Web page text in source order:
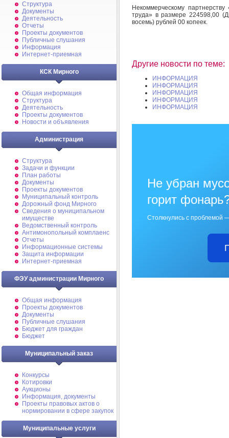
Структура
Документы
Деятельность
Отчеты
Проекты документов
Публичные слушания
Информация
Интернет-приемная
КСК Мирного
Общая информация
Структура
Деятельность
Проекты документов
Новости и объявления
Администрация
Структура
Задачи и функции
План работы
Документы
Проекты документов
Муниципальный контроль
Дорожный фонд Мирного
Cведения о муниципальном
имуществе
Ведомственный контроль
Антимонопольный комплаенс
Отчеты
Информационные системы
Защита информации
Интернет-приемная
ФЭУ администрации Мирного
Общая информация
Проекты документов
Документы
Публичные слушания
Бюджет для граждан
Бюджет
Муниципальный заказ
Конкурсы
Котировки
Аукционы
Информация, документы
Проекты правовых актов о
нормировании в сфере закупок
Муниципальные услуги
Некоммерческому
труда» в размере 224598,00
восемь) рублей 00 копеек.
Другие новости по теме:
ИНФОРМАЦИЯ
ИНФОРМАЦИЯ
ИНФОРМАЦИЯ
ИНФОРМАЦИЯ
ИНФОРМАЦИЯ
Не убран
горит
Столкнулись с проблемой